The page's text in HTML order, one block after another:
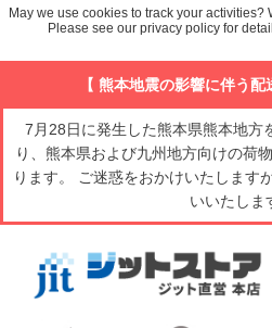
【 熊本地震の影響に伴う配
7月28日に発生した熊本県熊本地方
り、熊本県および九州地方向けの荷
ります。 ご迷惑をおかけいたします
いいたしま
May we use cookies to track your activities?
Please see our privacy policy for